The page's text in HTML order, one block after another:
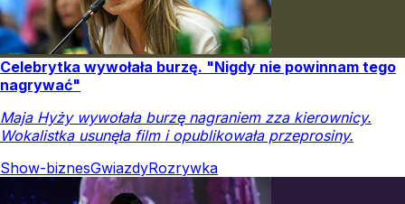
Celebrytka wywołała burzę. "Nigdy nie powinnam tego
nagrywać"
Maja Hyży wywołała burzę nagraniem zza kierownicy.
Wokalistka usunęła film i opublikowała przeprosiny.
Show-biznesGwiazdyRozrywka